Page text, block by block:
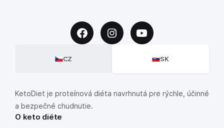
CZ SK
KetoDiet je proteínová diéta navrhnutá pre rýchle, účinné
a bezpečné chudnutie.
O keto diéte